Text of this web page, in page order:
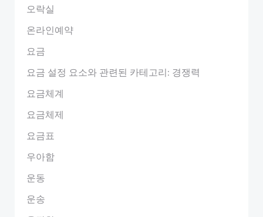
오락실
온라인예약
요금
요금 설정 요소와 관련된 카테고리: 경쟁력
요금체계
요금체제
요금표
우아함
운동
운송